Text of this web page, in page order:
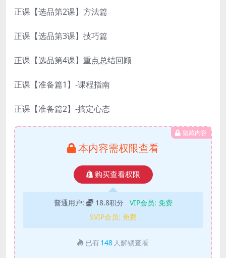
正课【选品第2课】方法篇
正课【选品第3课】技巧篇
正课【选品第4课】重点总结回顾
正课【准备篇1】-课程指南
正课【准备篇2】-搞定心态
隐藏内容
本内容需权限查看
购买查看权限
普通用户: 18.8积分 VIP会员: 免费
SVIP会员: 免费
已有 148 人解锁查看